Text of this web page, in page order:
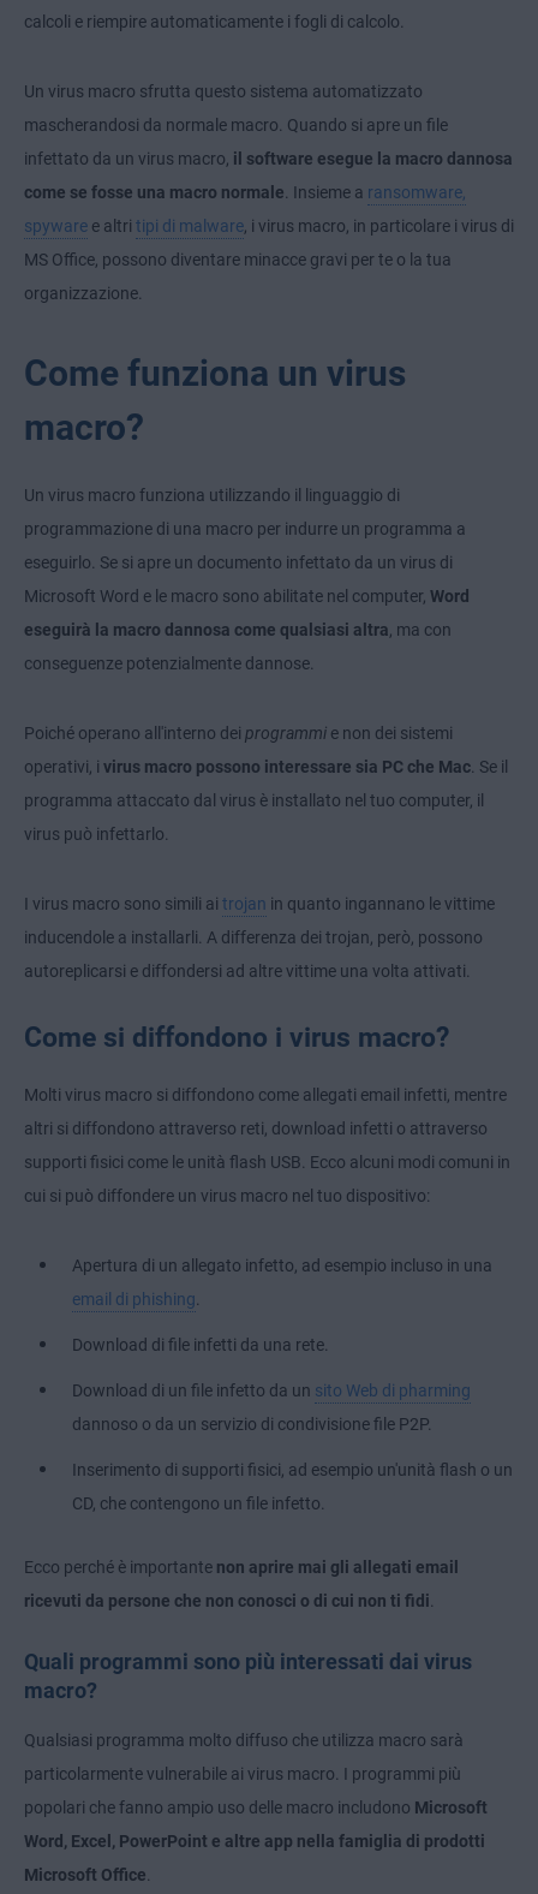
calcoli e riempire automaticamente i fogli di calcolo.
Un virus macro sfrutta questo sistema automatizzato
mascherandosi da normale macro. Quando si apre un file
infettato da un virus macro, il software esegue la macro dannosa
come se fosse una macro normale. Insieme a ransomware,
spyware e altri tipi di malware, i virus macro, in particolare i virus di
MS Office, possono diventare minacce gravi per te o la tua
organizzazione.
Come funziona un virus
macro?
Un virus macro funziona utilizzando il linguaggio di
programmazione di una macro per indurre un programma a
eseguirlo. Se si apre un documento infettato da un virus di
Microsoft Word e le macro sono abilitate nel computer, Word
eseguirà la macro dannosa come qualsiasi altra, ma con
conseguenze potenzialmente dannose.
Poiché operano all'interno dei programmi e non dei sistemi
operativi, i virus macro possono interessare sia PC che Mac. Se il
programma attaccato dal virus è installato nel tuo computer, il
virus può infettarlo.
I virus macro sono simili ai trojan in quanto ingannano le vittime
inducendole a installarli. A differenza dei trojan, però, possono
autoreplicarsi e diffondersi ad altre vittime una volta attivati.
Come si diffondono i virus macro?
Molti virus macro si diffondono come allegati email infetti, mentre
altri si diffondono attraverso reti, download infetti o attraverso
supporti fisici come le unità flash USB. Ecco alcuni modi comuni in
cui si può diffondere un virus macro nel tuo dispositivo:
Apertura di un allegato infetto, ad esempio incluso in una
email di phishing.
Download di file infetti da una rete.
Download di un file infetto da un sito Web di pharming
dannoso o da un servizio di condivisione file P2P.
Inserimento di supporti fisici, ad esempio un'unità flash o un
CD, che contengono un file infetto.
Ecco perché è importante non aprire mai gli allegati email
ricevuti da persone che non conosci o di cui non ti fidi.
Quali programmi sono più interessati dai virus
macro?
Qualsiasi programma molto diffuso che utilizza macro sarà
particolarmente vulnerabile ai virus macro. I programmi più
popolari che fanno ampio uso delle macro includono Microsoft
Word, Excel, PowerPoint e altre app nella famiglia di prodotti
Microsoft Office.